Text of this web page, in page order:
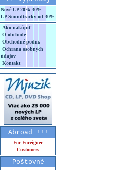
Nové LP 20%-30%
LP Soundtracky od 30%
Ako nakúpiť
O obchode
Obchodné podm.
Ochrana osobných
údajov
Kontakt
Abroad !!!
For Foreigner
Customers
Poštovné